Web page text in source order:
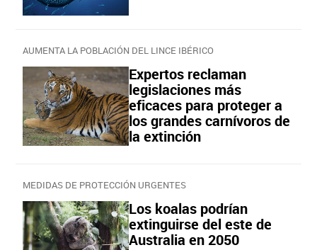
AUMENTA LA POBLACIÓN DEL LINCE IBÉRICO
Expertos reclaman
legislaciones más
eficaces para proteger a
los grandes carnívoros de
la extinción
MEDIDAS DE PROTECCIÓN URGENTES
Los koalas podrían
extinguirse del este de
Australia en 2050